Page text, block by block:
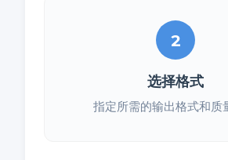
2
选择格式
指定所需的输出格式和质